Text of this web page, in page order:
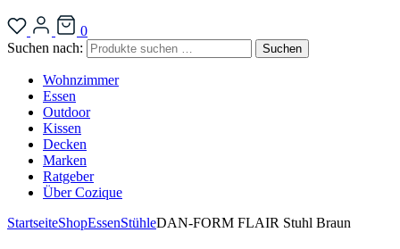
0
Suchen nach:
Suchen
Wohnzimmer
Essen
Outdoor
Kissen
Decken
Marken
Ratgeber
Über Cozique
StartseiteShopEssenStühleDAN-FORM FLAIR Stuhl Braun